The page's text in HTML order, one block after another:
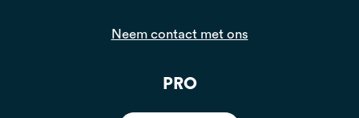
Neem contact met ons
PRO